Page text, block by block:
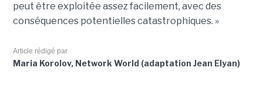
peut être exploitée assez facilement, avec des
conséquences potentielles catastrophiques. »
Article rédigé par
Maria Korolov, Network World (adaptation Jean Elyan)